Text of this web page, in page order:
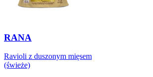
RANA
Ravioli z duszonym mięsem
(świeże)